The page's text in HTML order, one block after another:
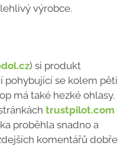
výrobce.
) si produkt
pohybující se kolem pěti
má také hezké ohlasy.
trustpilot.com
proběhla snadno a
komentářů dobře